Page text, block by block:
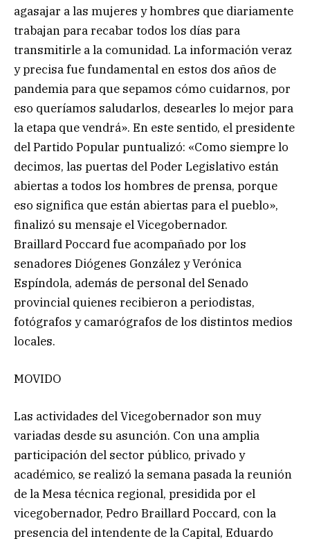
agasajar a las mujeres y hombres que diariamente
trabajan para recabar todos los días para
transmitirle a la comunidad. La información veraz
y precisa fue fundamental en estos dos años de
pandemia para que sepamos cómo cuidarnos, por
eso queríamos saludarlos, desearles lo mejor para
la etapa que vendrá». En este sentido, el presidente
del Partido Popular puntualizó: «Como siempre lo
decimos, las puertas del Poder Legislativo están
abiertas a todos los hombres de prensa, porque
eso significa que están abiertas para el pueblo»,
finalizó su mensaje el Vicegobernador.
Braillard Poccard fue acompañado por los
senadores Diógenes González y Verónica
Espíndola, además de personal del Senado
provincial quienes recibieron a periodistas,
fotógrafos y camarógrafos de los distintos medios
locales.
MOVIDO
Las actividades del Vicegobernador son muy
variadas desde su asunción. Con una amplia
participación del sector público, privado y
académico, se realizó la semana pasada la reunión
de la Mesa técnica regional, presidida por el
vicegobernador, Pedro Braillard Poccard, con la
presencia del intendente de la Capital, Eduardo